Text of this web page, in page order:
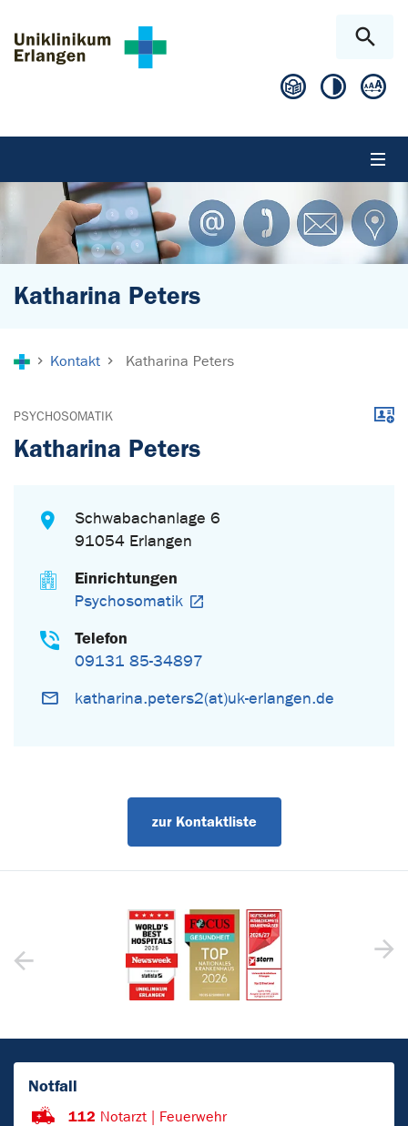
Katharina Peters
Kontakt Katharina Peters
PSYCHOSOMATIK
Katharina Peters
Schwabachanlage 6
91054 Erlangen
Einrichtungen
Psychosomatik
Telefon
09131 85-34897
katharina.peters2(at)uk-erlangen.de
zur Kontaktliste
Notfall
112 Notarzt | Feuerwehr